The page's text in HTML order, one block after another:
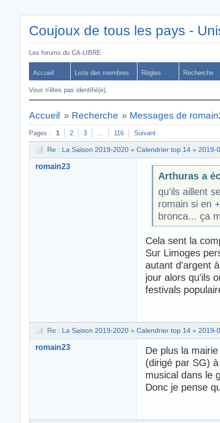
Coujoux de tous les pays -
Les forums du CA-LIBRE
Accueil Liste des membres Règles Recherche
Vous n'êtes pas identifié(e).
Accueil » Recherche » Messages de
Pages : 1 2 3 … 116 Suivant
Re : La Saison 2019-2020 » Calendrier top 14 » 2019-
romain23
Arthuras a
qu'ils aillent
romain si en
bronca... ça
Cela sent la
Sur Limoges
autant d'argent
jour alors qu'ils
festivals
Re : La Saison 2019-2020 » Calendrier top 14 » 2019-
romain23
De plus la
(dirigé par SG)
musical dans le
Donc je pense